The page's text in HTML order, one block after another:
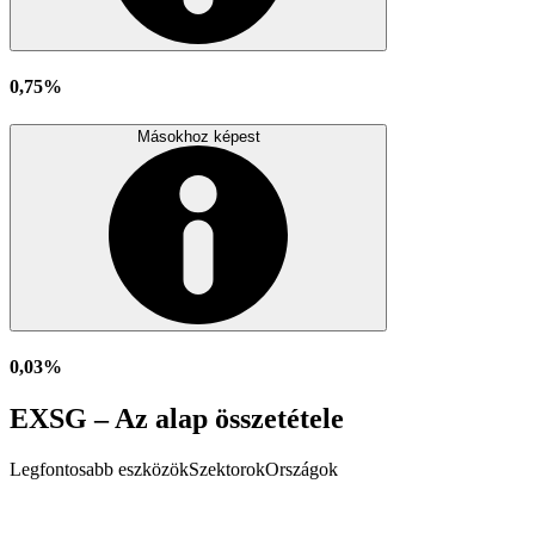
0,75%
Másokhoz képest
0,03%
EXSG – Az alap összetétele
Legfontosabb eszközökSzektorokOrszágok